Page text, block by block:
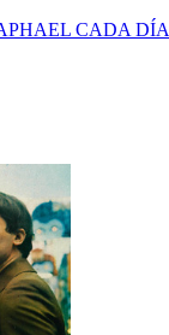
CADA DÍA